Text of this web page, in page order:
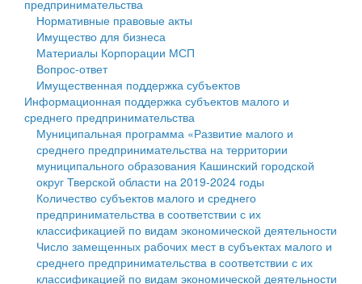
Государственные услуги
Промышленность и АПК
Экономика и бизнес
...
Символика
Устав
Гостям округа
Туризм
Культура
Образование
Здравоохранение
Социальная защита
муниципального округа Тверской области
Администрация Кашинского муниципального округа
Тверской области
Управление сельскими территориями
Открытые данные
Работа с обращениями граждан
Муниципальный контроль
Муниципальные услуги
Финансовое управление
Бюджет для граждан
Имущество
Выявление правообладателей ранее учтенных
объектов недвижимости
Имущественная поддержка субъектов малого и
среднего предпринимательства
Информационная поддержка субъектов малого и
предпринимательства
Нормативные правовые акты
Имущество для бизнеса
Материалы Корпорации МСП
Вопрос-ответ
Имущественная поддержка субъектов
Информационная поддержка субъектов малого и
среднего предпринимательства
Муниципальная программа «Развитие малого и
среднего предпринимательства на территории
муниципального образования Кашинский городской
округ Тверской области на 2019-2024 годы
Количество субъектов малого и среднего
предпринимательства в соответствии с их
классификацией по видам экономической деятельности
Число замещенных рабочих мест в субъектах малого и
среднего предпринимательства в соответствии с их
классификацией по видам экономической деятельности